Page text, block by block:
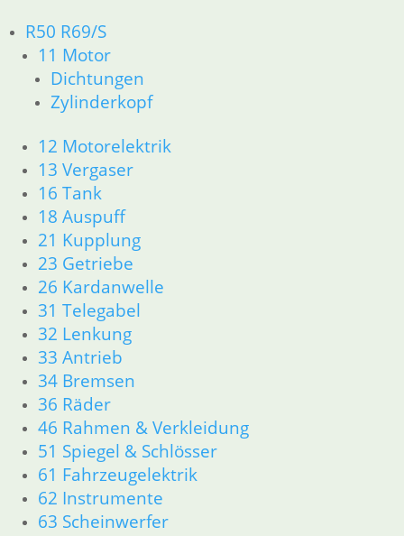
R50 R69/S
11 Motor
Dichtungen
Zylinderkopf
12 Motorelektrik
13 Vergaser
16 Tank
18 Auspuff
21 Kupplung
23 Getriebe
26 Kardanwelle
31 Telegabel
32 Lenkung
33 Antrieb
34 Bremsen
36 Räder
46 Rahmen & Verkleidung
51 Spiegel & Schlösser
61 Fahrzeugelektrik
62 Instrumente
63 Scheinwerfer
34 Bremsen
36 Räder
46 Rahmen Verkleidung R25/3
51 Spiegel & Schlösser
61 Fahrzeugelektrik
63 Scheinwerfer
R26 & R27
11 Motor
Dichtungen
Zylinderkopf r26-r27
12 Motorelektrik
13 Vergaser
16 Tank
18 Auspuff
21 Kupplung
23 Getriebe
26 Kardanwelle
31 Telegabel
32 Lenkung
33 Antrieb
34 Bremsen
36 Räder
46 Rahmen & Verkleidung R26 R27
51 Spiegel & Schlösser